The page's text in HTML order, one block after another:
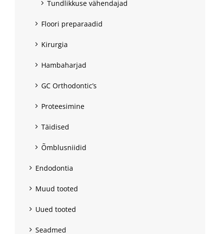
Tundlikkuse vähendajad
Floori preparaadid
Kirurgia
Hambaharjad
GC Orthodontic’s
Proteesimine
Täidised
Õmblusniidid
Endodontia
Muud tooted
Uued tooted
Seadmed